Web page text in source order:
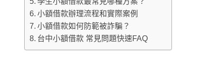
小額借款辦理流程和實際案例
小額借款如何防範被詐騙？
台中小額借款 常見問題快速FAQ